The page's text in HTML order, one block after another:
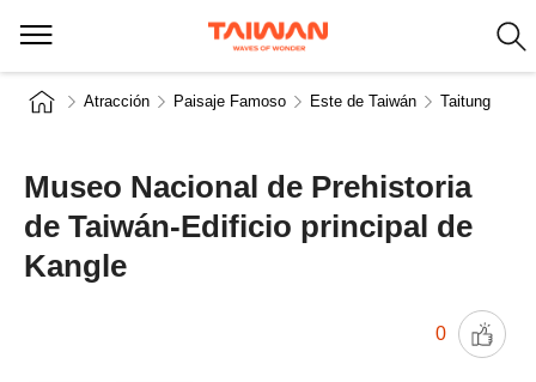
Atracción Paisaje Famoso Este de Taiwán Taitung
Museo Nacional de Prehistoria
de Taiwán-Edificio principal de
Kangle
0